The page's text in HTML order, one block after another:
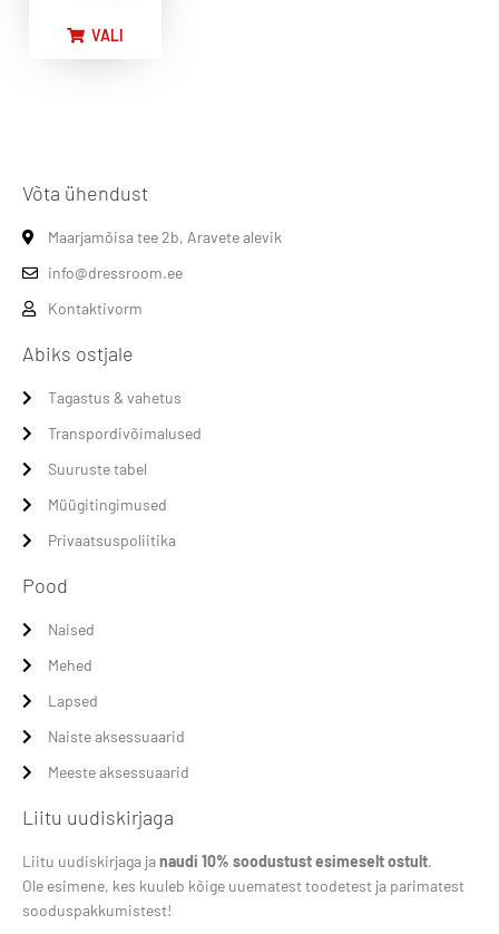
VALI
Võta ühendust
Maarjamõisa tee 2b, Aravete alevik
info@dressroom.ee
Kontaktivorm
Abiks ostjale
Tagastus & vahetus
Transpordivõimalused
Suuruste tabel
Müügitingimused
Privaatsuspoliitika
Pood
Naised
Mehed
Lapsed
Naiste aksessuaarid
Meeste aksessuaarid
Liitu uudiskirjaga
Liitu uudiskirjaga janaudi 10% soodustust esimeselt ostult.
Ole esimene, kes kuuleb kõige uuematest toodetest ja parimatest
sooduspakkumistest!